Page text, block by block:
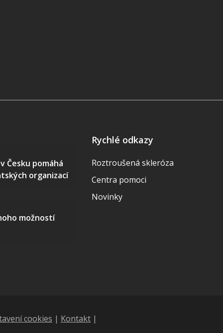
Česku pomáhá
organizací
možností
Rychlé odkazy
Roztroušená skleróza
Centra pomoci
Novinky
cookies | Kontakt |